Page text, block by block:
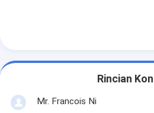
Rincian
Mr. Francois Ni